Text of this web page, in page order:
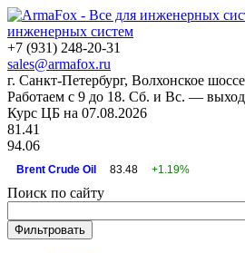
инженерных систем
+7 (931) 248-20-31
sales@armafox.ru
г. Санкт-Петербург, Волхонское
Работаем с 9 до 18. Сб. и Вс. —
Курс ЦБ на 07.08.2026
81.41
94.06
Brent Crude Oil 83.48 +1.19%
Поиск по сайту